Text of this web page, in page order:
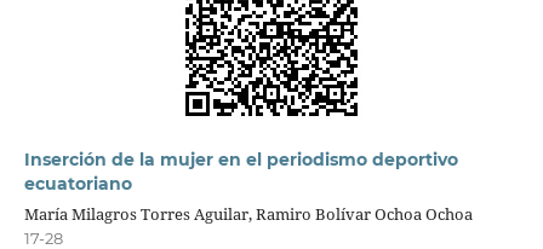
Inserción de la mujer en el periodismo deportivo
ecuatoriano
María Milagros Torres Aguilar, Ramiro Bolívar Ochoa Ochoa
17-28